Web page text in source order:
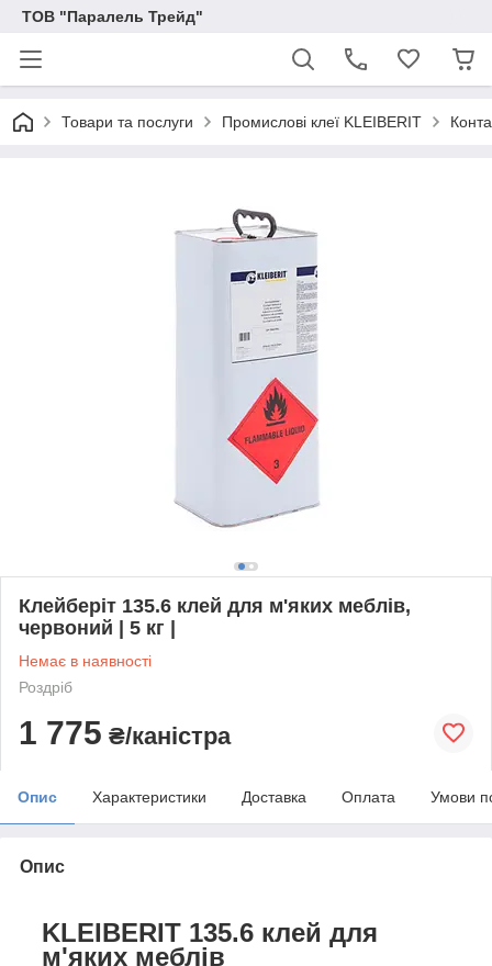
ТОВ "Паралель Трейд"
Товари та послуги Промислові клеї KLEIBERIT
Клейберіт 135.6 клей для м'яких меблів,
червоний | 5 кг |
Немає в наявності
Роздріб
1 775 ₴/каністра
Опис Характеристики Доставка Оплата Умови
Опис
KLEIBERIT 135.6 клей для
м'яких меблів